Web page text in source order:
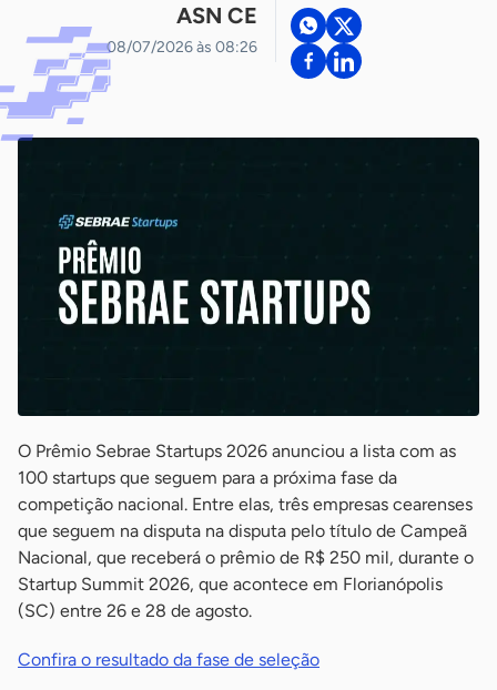
ASN CE
08/07/2026 às 08:26
O Prêmio Sebrae Startups 2026 anunciou a lista com as
100 startups que seguem para a próxima fase da
competição nacional. Entre elas, três empresas cearenses
que seguem na disputa na disputa pelo título de Campeã
Nacional, que receberá o prêmio de R$ 250 mil, durante o
Startup Summit 2026, que acontece em Florianópolis
(SC) entre 26 e 28 de agosto.
Confira o resultado da fase de seleção